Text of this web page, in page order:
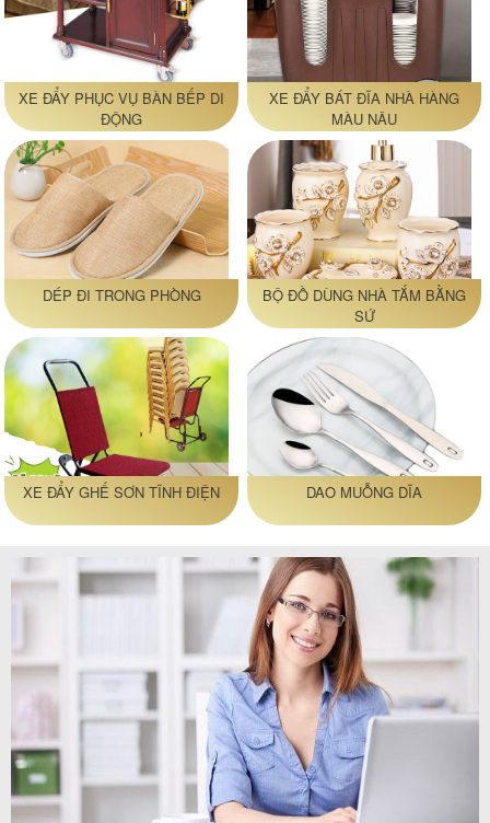
XE ĐẨY PHỤC VỤ BÀN BẾP DI
ĐỘNG
XE ĐẨY BÁT ĐĨA NHÀ HÀNG
MÀU NÂU
DÉP ĐI TRONG PHÒNG
BỘ ĐỒ DÙNG NHÀ TẮM BẰNG
SỨ
XE ĐẨY GHẾ SƠN TĨNH ĐIỆN DAO MUỖNG DĨA